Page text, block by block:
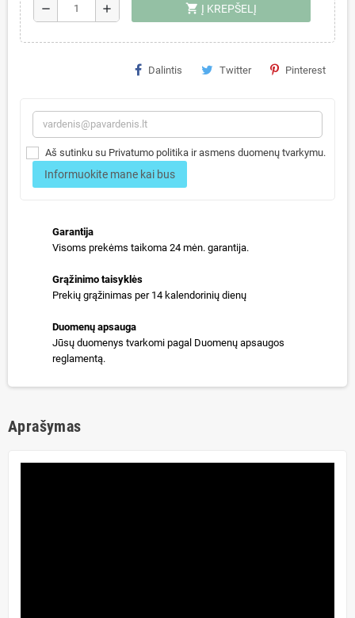
remove add shopping_cart Į KREPŠELĮ
Dalintis Twitter Pinterest
Aš sutinku su Privatumo politika ir asmens duomenų tvarkymu.
Informuokite mane kai bus
Garantija
Visoms prekėms taikoma 24 mėn. garantija.
Grąžinimo taisyklės
Prekių grąžinimas per 14 kalendorinių dienų
Duomenų apsauga
Jūsų duomenys tvarkomi pagal Duomenų apsaugos
reglamentą.
Aprašymas